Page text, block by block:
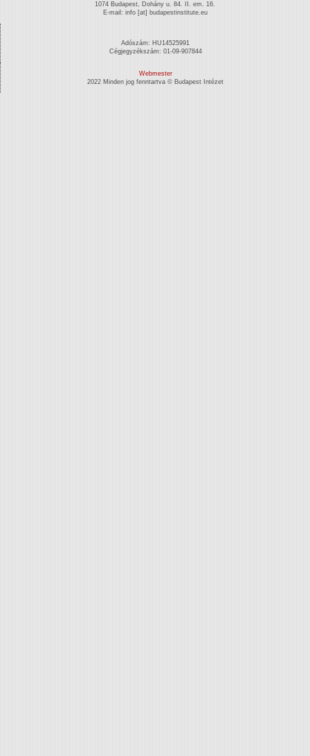
1074 Budapest, Dohány u. 84. II. em. 16.
E-mail: info [at] budapestinstitute.eu
Adószám: HU14525991
Cégjegyzékszám: 01-09-907844
Webmester
2022 Minden jog fenntartva © Budapest Intézet